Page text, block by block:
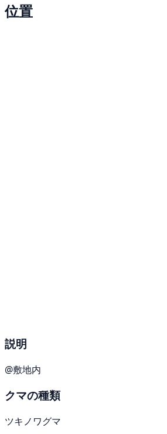
位置
説明
@敷地内
クマの種類
ツキノワグマ